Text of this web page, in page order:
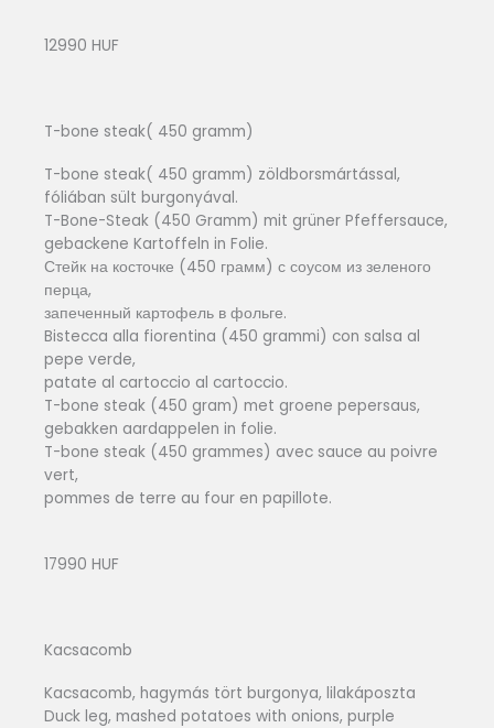
12990 HUF
T-bone steak( 450 gramm)
T-bone steak( 450 gramm) zöldborsmártással,
fóliában sült burgonyával.
T-Bone-Steak (450 Gramm) mit grüner Pfeffersauce,
gebackene Kartoffeln in Folie.
Стейк на косточке (450 грамм) с соусом из зеленого
перца,
запеченный картофель в фольге.
Bistecca alla fiorentina (450 grammi) con salsa al
pepe verde,
patate al cartoccio al cartoccio.
T-bone steak (450 gram) met groene pepersaus,
gebakken aardappelen in folie.
T-bone steak (450 grammes) avec sauce au poivre
vert,
pommes de terre au four en papillote.
17990 HUF
Kacsacomb
Kacsacomb, hagymás tört burgonya, lilakáposzta
Duck leg, mashed potatoes with onions, purple